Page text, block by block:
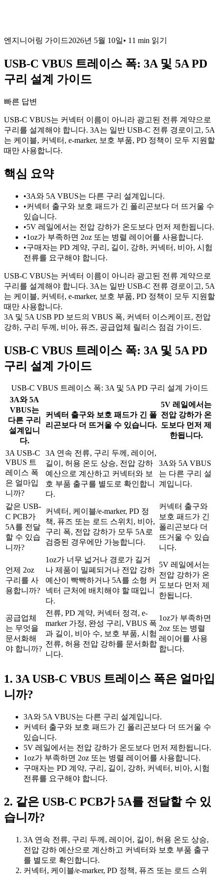
엔지니어링 가이드2026년 5월 10일• 11 min 읽기
USB-C VBUS 트레이스 폭: 3A 및 5A PD
구리 설계 가이드
빠른 답변
USB-C VBUS는 커넥터 이름이 아니라 광고된 전류 계약으로
구리를 설계해야 합니다. 3A는 일반 USB-C 전류 경로이고, 5A
는 케이블, 커넥터, e-marker, 보호 부품, PD 정책이 모두 지원할
때만 사용합니다.
핵심 요약
•3A와 5A VBUS는 다른 구리 설계입니다.
•커넥터 출구와 보호 패드가 긴 폴리곤보다 더 뜨거울 수
있습니다.
•5V 레일에서는 전압 강하가 온도보다 먼저 제한됩니다.
•1oz가 부족하면 2oz 또는 병렬 레이어를 사용합니다.
•구매자는 PD 계약, 구리, 길이, 강하, 커넥터, 비아, 시험
전류를 요구해야 합니다.
USB-C VBUS는 커넥터 이름이 아니라 광고된 전류 계약으로
구리를 설계해야 합니다. 3A는 일반 USB-C 전류 경로이고, 5A
는 케이블, 커넥터, e-marker, 보호 부품, PD 정책이 모두 지원할
때만 사용합니다.
3A 및 5A USB PD 보드의 VBUS 폭, 커넥터 이스케이프, 전압
강하, 구리 두께, 비아, 퓨즈, 공급업체 릴리스 점검 가이드.
USB-C VBUS 트레이스 폭: 3A 및 5A PD
구리 설계 가이드
USB-C VBUS 트레이스 폭: 3A 및 5A PD 구리 설계 가이드
3A와 5A
VBUS는
다른 구리
설계입니
다.
커넥터 출구와 보호 패드가 긴 폴
리곤보다 더 뜨거울 수 있습니다.
5V 레일에서는
전압 강하가 온
도보다 먼저 제
한됩니다.
3A USB-C
VBUS 트
레이스 폭
은 얼마입
니까?
3A 연속 전류, 구리 두께, 레이어,
길이, 허용 온도 상승, 전압 강하
예산으로 계산하고 커넥터와 보
호 부품 출구를 별도로 확인합니
다.
3A와 5A VBUS
는 다른 구리 설
계입니다.
같은 USB-
C PCB가
5A를 전달
할 수 있습
니까?
커넥터, 케이블/e-marker, PD 정
책, 퓨즈 또는 로드 스위치, 비아,
구리 폭, 전압 강하가 모두 5A로
검증된 경우에만 가능합니다.
커넥터 출구와
보호 패드가 긴
폴리곤보다 더
뜨거울 수 있습
니다.
언제 2oz
구리를 사
용합니까?
1oz가 너무 넓거나 경로가 길거
나 제품이 밀폐되거나 전압 강하
예산이 빡빡하거나 5A를 소형 커
넥터 근처에 배치해야 할 때입니
다.
5V 레일에서는
전압 강하가 온
도보다 먼저 제
한됩니다.
공급업체
는 무엇을
문서화해
야 합니까?
전류, PD 계약, 커넥터 정격, e-
marker 가정, 완성 구리, VBUS 폭
과 길이, 비아 수, 보호 부품, 시험
전류, 허용 전압 강하를 문서화합
니다.
1oz가 부족하면
2oz 또는 병렬
레이어를 사용
합니다.
1. 3A USB-C VBUS 트레이스 폭은 얼마입
니까?
3A와 5A VBUS는 다른 구리 설계입니다.
커넥터 출구와 보호 패드가 긴 폴리곤보다 더 뜨거울 수
있습니다.
5V 레일에서는 전압 강하가 온도보다 먼저 제한됩니다.
1oz가 부족하면 2oz 또는 병렬 레이어를 사용합니다.
구매자는 PD 계약, 구리, 길이, 강하, 커넥터, 비아, 시험
전류를 요구해야 합니다.
2. 같은 USB-C PCB가 5A를 전달할 수 있
습니까?
3A 연속 전류, 구리 두께, 레이어, 길이, 허용 온도 상승,
전압 강하 예산으로 계산하고 커넥터와 보호 부품 출구
를 별도로 확인합니다.
커넥터, 케이블/e-marker, PD 정책, 퓨즈 또는 로드 스위